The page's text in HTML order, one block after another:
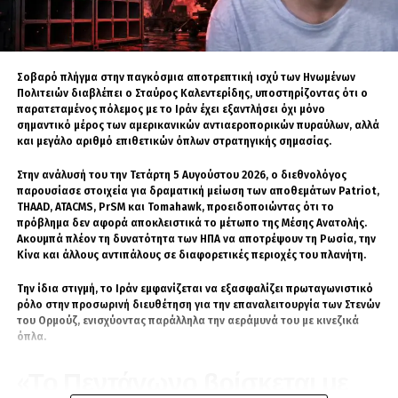
Ο Καλεντερίδης υπολόγισε ότι, εφόσον αρθούν οι περιορισμοί στα
ιρανικά λιμάνια και στις πωλήσεις πετρελαίου, η Τεχεράνη θα
δισεκατομμύρια δολάρια, ίσως και περισσότερα.
«Η ευπάθεια του καθεστώτος είναι η πολύ κακή οικονομική
κατάσταση», τόνισε, προβλέποντας ότι οι μεγάλες εξελίξεις θα έρθουν
μετά τις ενδιάμεσες εκλογές.
Το Ομάν στην έξοδο, η Τεχεράνη
στον έλεγχο
Σύμφωνα με όσα ανέφερε, η υπό συζήτηση συμφωνία προβλέπει ότι η
είσοδος στον Περσικό Κόλπο θα ελέγχεται από την Τεχεράνη, ενώ την
πράξη, όπως σημείωσε, ο ουσιαστικός έλεγχος θα παραμένει στα
χέρια της Τεχεράνης.
Ο Σάββας Καλεντερίδης ήταν ιδιαίτερα επικριτικός απέναντι στην
Σοβαρό πλήγμα στην παγκόσμια αποτρεπτική ισχύ των Ηνωμένων
Πολιτειών διαβλέπει ο Σταύρος Καλεντερίδης, υποστηρίζοντας ότι ο
παρατεταμένος πόλεμος με το Ιράν έχει εξαντλήσει όχι μόνο
σημαντικό μέρος των αμερικανικών αντιαεροπορικών πυραύλων, αλλά
και μεγάλο αριθμό επιθετικών όπλων στρατηγικής σημασίας.
Στην ανάλυσή του την Τετάρτη 5 Αυγούστου 2026, ο διεθνολόγος
παρουσίασε στοιχεία για δραματική μείωση των αποθεμάτων Patriot,
THAAD, ATACMS, PrSM και Tomahawk, προειδοποιώντας ότι το
πρόβλημα δεν αφορά αποκλειστικά το μέτωπο της Μέσης Ανατολής.
Ακουμπά πλέον τη δυνατότητα των ΗΠΑ να αποτρέψουν τη Ρωσία, την
Κίνα και άλλους αντιπάλους σε διαφορετικές περιοχές του πλανήτη.
Την ίδια στιγμή, το Ιράν εμφανίζεται να εξασφαλίζει πρωταγωνιστικό
ρόλο στην προσωρινή διευθέτηση για την επαναλειτουργία των Στενών
του Ορμούζ, ενισχύοντας παράλληλα την αεράμυνά του με κινεζικά
όπλα.